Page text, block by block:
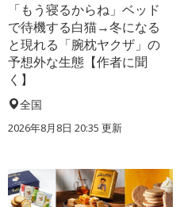
「もう寝るからね」ベッド
で待機する白猫→冬になる
と現れる「腕枕ヤクザ」の
予想外な生態【作者に聞
く】
全国
2026年8月8日 20:35 更新